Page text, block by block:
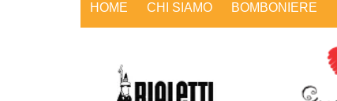
HOME CHI SIAMO BOMBONIERE